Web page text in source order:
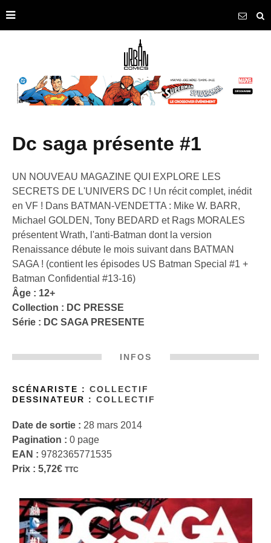
dc saga présente #1
UN NOUVEAU MAGAZINE QUI EXPLORE LES
SECRETS DE L'UNIVERS DC ! Un récit complet, inédit
en VF ! Dans BATMAN-VENDETTA : Mike W. BARR,
Michael GOLDEN, Tony BEDARD et Rags MORALES
présentent Wrath, l'anti-Batman dont la version
Renaissance débute le mois suivant dans BATMAN
SAGA ! (contient les épisodes US Batman Special #1 +
Batman Confidential #13-16)
Âge : 12+
Collection : DC PRESSE
Série : DC SAGA PRESENTE
INFOS
SCÉNARISTE : COLLECTIF
DESSINATEUR : COLLECTIF
Date de sortie : 28 mars 2014
Pagination : 0 page
EAN : 9782365771535
Prix : 5,72€ TTC